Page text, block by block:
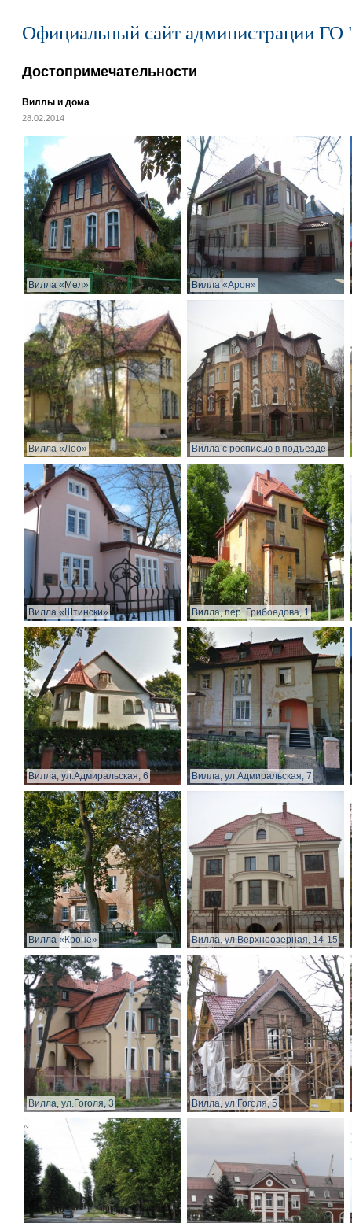
Официальный сайт администрации ГО
Достопримечательности
Виллы и дома
28.02.2014
Вилла «Мел» Вилла «Арон»
Вилла «Лео» Вилла с росписью в подъезде
Вилла «Штински» Вилла, пер. Грибоедова, 1
Вилла, ул.Адмиральская, 6 Вилла, ул.Адмиральская, 7
Вилла «Кроне» Вилла, ул.Верхнеозерная, 14-15
Вилла, ул.Гоголя, 3 Вилла, ул.Гоголя, 5